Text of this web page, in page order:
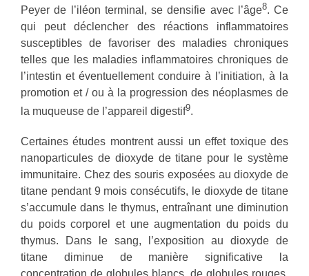
Peyer de l’iléon terminal, se densifie avec l’âge8. Ce
qui peut déclencher des réactions inflammatoires
susceptibles de favoriser des maladies chroniques
telles que les maladies inflammatoires chroniques de
l’intestin et éventuellement conduire à l’initiation, à la
promotion et / ou à la progression des néoplasmes de
la muqueuse de l’appareil digestif9.
Certaines études montrent aussi un effet toxique des
nanoparticules de dioxyde de titane pour le système
immunitaire. Chez des souris exposées au dioxyde de
titane pendant 9 mois consécutifs, le dioxyde de titane
s’accumule dans le thymus, entraînant une diminution
du poids corporel et une augmentation du poids du
thymus. Dans le sang, l’exposition au dioxyde de
titane diminue de manière significative la